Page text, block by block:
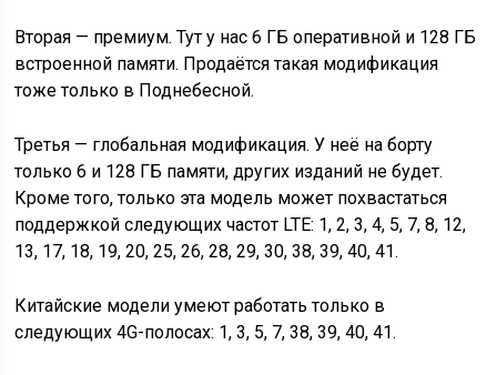
Вторая — премиум. Тут у нас 6 ГБ оперативной и 128 ГБ
встроенной памяти. Продаётся такая модификация
тоже только в Поднебесной.
Третья — глобальная модификация. У неё на борту
только 6 и 128 ГБ памяти, других изданий не будет.
Кроме того, только эта модель может похвастаться
поддержкой следующих частот LTE: 1, 2, 3, 4, 5, 7, 8, 12,
13, 17, 18, 19, 20, 25, 26, 28, 29, 30, 38, 39, 40, 41.
Китайские модели умеют работать только в
следующих 4G-полосах: 1, 3, 5, 7, 38, 39, 40, 41.